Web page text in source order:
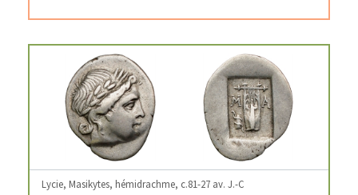
Lycie, Masikytes, hémidrachme, c.81-27 av. J.-C